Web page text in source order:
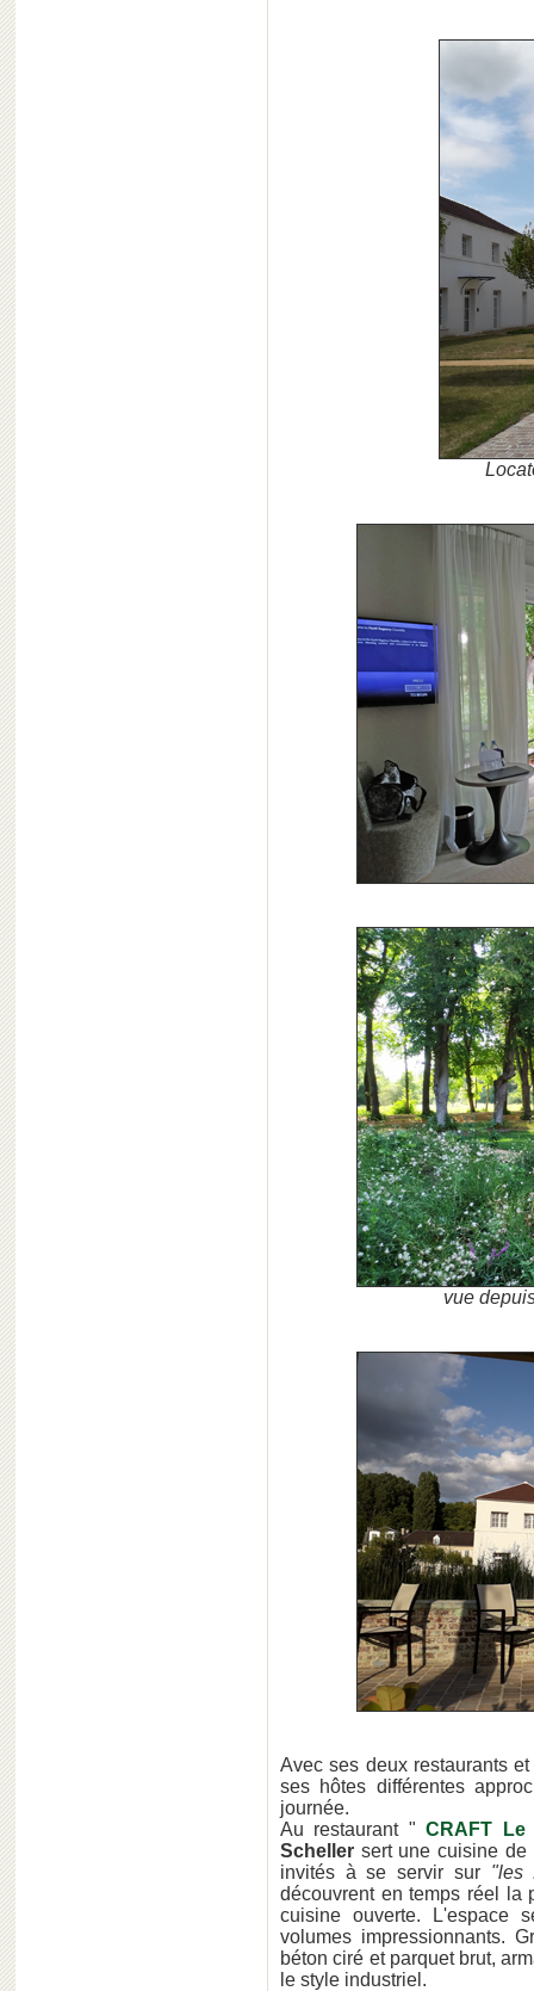
vue
Avec ses deux restaurants
ses hôtes différentes
journée.
Au restaurant "CRAFT Le
Scheller sert une cuisine de
invités à se servir sur "les
découvrent en temps réel la
cuisine ouverte. L'espace
volumes impressionnants.
béton ciré et parquet brut,
le style industriel.